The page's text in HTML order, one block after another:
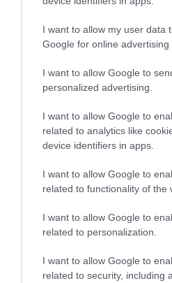
I want to allow my user data
Google for online advertising
I want to allow Google to
personalized advertising.
I want to allow Google to
related to analytics like
device identifiers in apps.
I want to allow Google to
related to functionality of the
I want to allow Google to
related to personalization.
I want to allow Google to
related to security, including
Δικαστήριο για το
χορού στον Λευκό
Μυστράς: Με
55χρονος που έκρυψε
του σε καταψύκτη – Τι
δικηγόρος του
Ινφαντίνο: Διαψεύδει
περί… ερωμένης και
την UEFA
Ακολούθησε το